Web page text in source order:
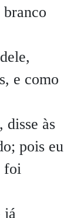
e como
disse às
pois eu
foi
já